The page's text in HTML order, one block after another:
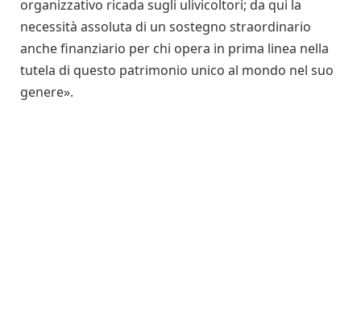
organizzativo ricada sugli ulivicoltori; da qui la
necessità assoluta di un sostegno straordinario
anche finanziario per chi opera in prima linea nella
tutela di questo patrimonio unico al mondo nel suo
genere».